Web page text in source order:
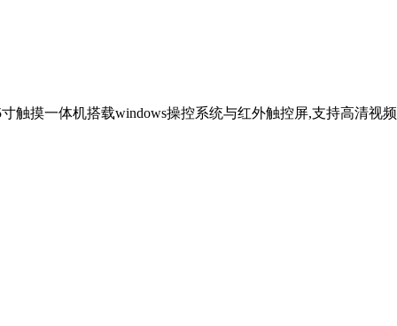
触摸一体机搭载windows操控系统与红外触控屏,支持高清视频